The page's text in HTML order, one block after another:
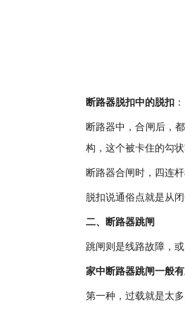
断路器脱扣中的脱扣 ：
断路器中，合闸后，
构，这个被卡住的勾
断路器合闸时，四连
脱扣说通俗点就是从
二、断路器跳闸
跳闸则是线路故障，
家中断路器跳闸一般
第一种，过载就是太